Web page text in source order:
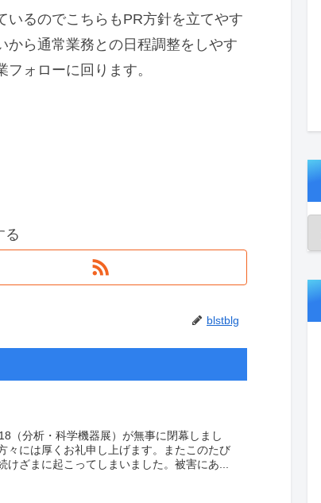
いるのでこちらもPR方針を立てやす
から通常業務との日程調整をしやす
ォローに回ります。
る
blstblg
（分析・科学機器展）が無事に閉幕しまし
々には厚くお礼申し上げます。またこのたび
ざまに起こってしまいました。被害にあ...